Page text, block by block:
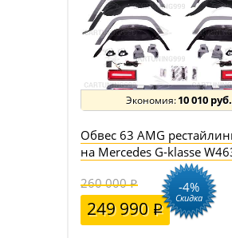
10 010 руб.
Обвес 63 AMG
на Mercedes G-klasse
260 000
249 990
-4%
Скидка